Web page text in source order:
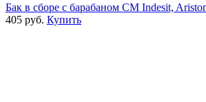
Бак в сборе с барабаном СМ Indesit,
405 руб. Купить